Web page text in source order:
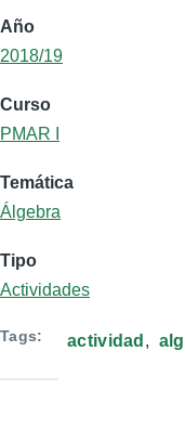
Año
2018/19
Curso
PMAR I
Temática
Álgebra
Tipo
Actividades
Tags actividad